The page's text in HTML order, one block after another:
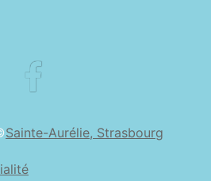
Sainte-Aurélie, Strasbourg